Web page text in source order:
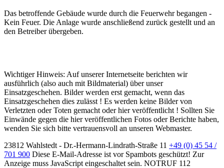
Das betroffende Gebäude wurde durch die Feuerwehr begangen -
Kein Feuer. Die Anlage wurde anschließend zurück gestellt und an
den Betreiber übergeben.
Wichtiger Hinweis: Auf unserer Internetseite berichten wir
ausführlich (also auch mit Bildmaterial) über unser
Einsatzgeschehen. Bilder werden erst gemacht, wenn das
Einsatzgeschehen dies zulässt ! Es werden keine Bilder von
Verletzten oder Toten gemacht oder hier veröffentlicht ! Sollten Sie
Einwände gegen die hier veröffentlichen Fotos oder Berichte haben,
wenden Sie sich bitte vertrauensvoll an unseren Webmaster.
23812 Wahlstedt - Dr.-Hermann-Lindrath-Straße 11 +49 (0) 45 54 /
701 900 Diese E-Mail-Adresse ist vor Spambots geschützt! Zur
Anzeige muss JavaScript eingeschaltet sein. NOTRUF 112